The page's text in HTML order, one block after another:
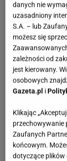
danych nie
uzasadniony
S.A. – lub
możesz się
zależności od
jest kierowany.
osobowych
Gazeta.pl i
Klikając
przechowywanie
Zaufanych
końcowym.
dotyczące plików